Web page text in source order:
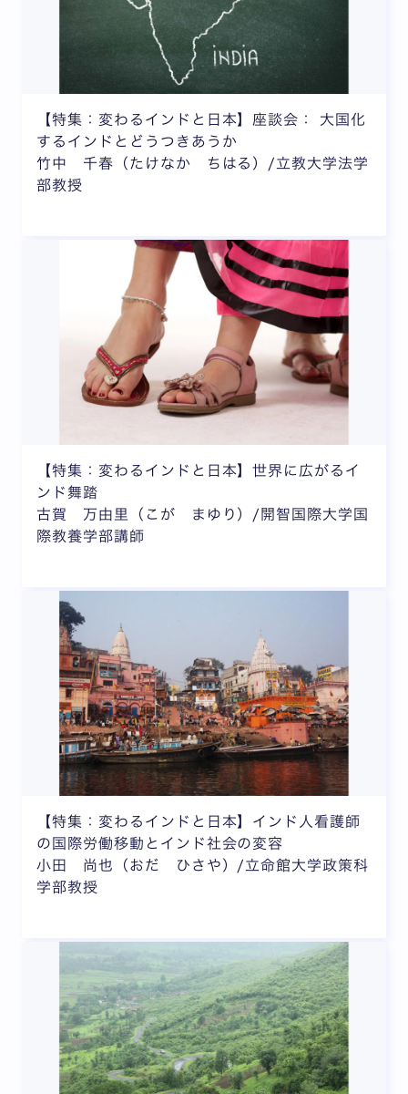
【特集：変わるインドと日本】座談会： 大国化
するインドとどうつきあうか
竹中 千春（たけなか ちはる）/立教大学法学
部教授
【特集：変わるインドと日本】世界に広がるイ
ンド舞踏
古賀 万由里（こが まゆり）/開智国際大学国
際教養学部講師
【特集：変わるインドと日本】インド人看護師
の国際労働移動とインド社会の変容
小田 尚也（おだ ひさや）/立命館大学政策科
学部教授